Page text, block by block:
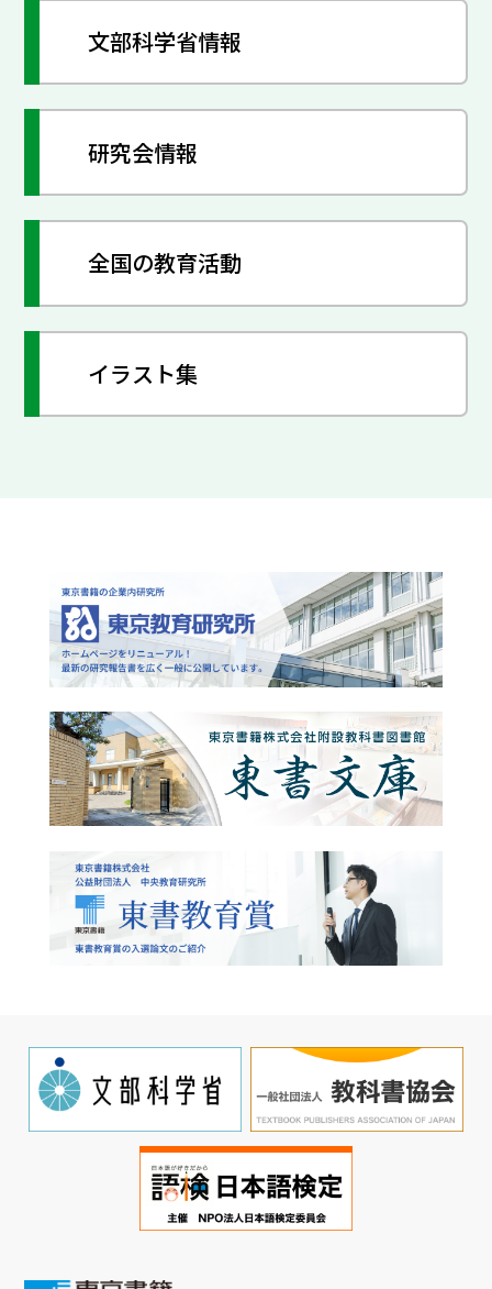
文部科学省情報
研究会情報
全国の教育活動
イラスト集